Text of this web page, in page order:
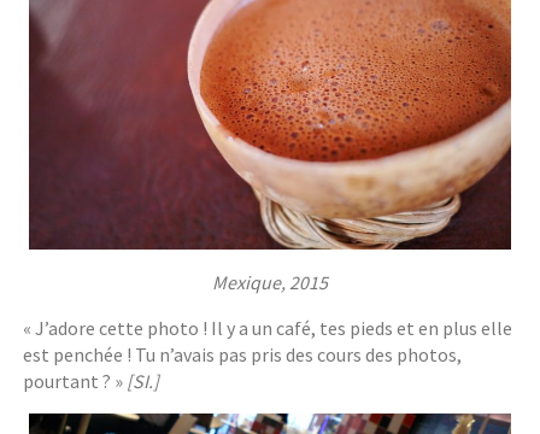
Mexique, 2015
« J’adore cette photo ! Il y a un café, tes pieds et en plus elle
est penchée ! Tu n’avais pas pris des cours des photos,
pourtant ? » [SI.]